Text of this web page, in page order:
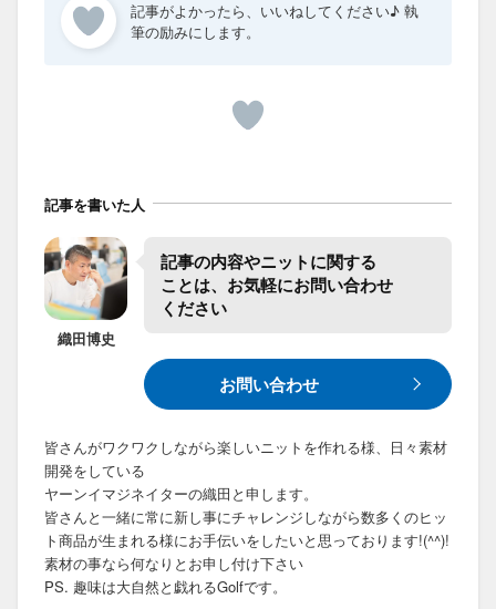
記事を書いた人
織田博史
記事の​内容や​ニットに​関する​
ことは、​お気軽に​お問い合わせ​
ください
お問い合わせ
皆さんがワクワクしながら楽しいニットを作れる様、日々素材
開発をしている
ヤーンイマジネイターの織田と申します。
皆さんと一緒に常に新し事にチャレンジしながら数多くのヒッ
ト商品が生まれる様にお手伝いをしたいと思っております!(^^)!
素材の事なら何なりとお申し付け下さい
PS. 趣味は大自然と戯れるGolfです。